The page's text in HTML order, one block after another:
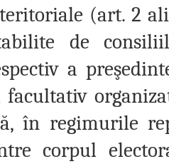
(art. 2
de
a
facultativ
în regimurile
corpul